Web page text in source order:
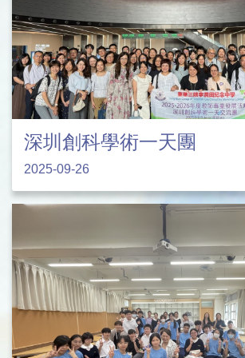
深圳創科學術一天團
2025-09-26